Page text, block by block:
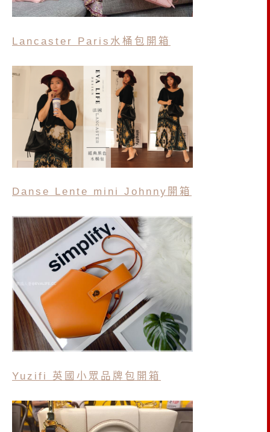
Lancaster Paris水桶包開箱
Danse Lente mini Johnny 開箱
Yuzifi 英國小眾品牌包開箱